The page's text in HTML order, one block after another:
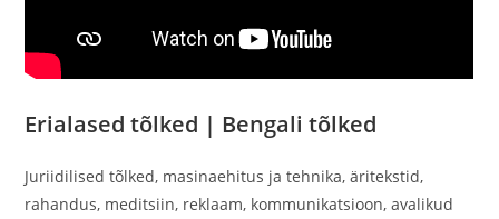
Erialased tõlked | Bengali tõlked
Juriidilised tõlked, masinaehitus ja tehnika, äritekstid,
rahandus, meditsiin, reklaam, kommunikatsioon, avalikud